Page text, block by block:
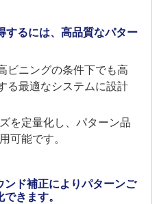
するには、高品質なパター
ビニングの条件下でも高
る最適なシステムに設計
を定量化し、パターン品
可能です。
ド補正によりパターンご
きます。